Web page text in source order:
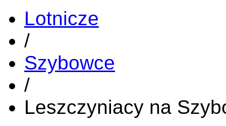
Lotnicze
/
Szybowce
/
Leszczyniacy na